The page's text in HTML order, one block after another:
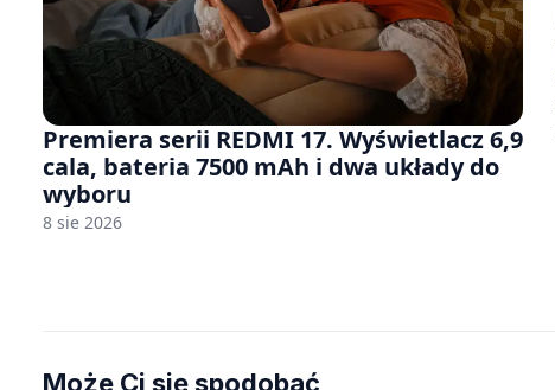
Premiera serii REDMI 17. Wyświetlacz 6,9
cala, bateria 7500 mAh i dwa układy do
wyboru
8 sie 2026
Może Ci się spodobać